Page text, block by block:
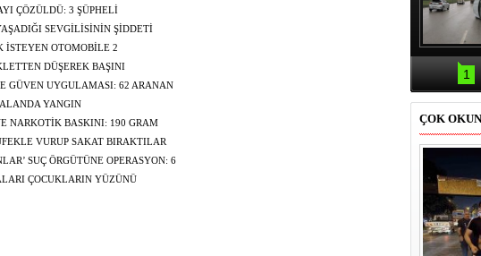
ÇÖZÜLDÜ: 3 ŞÜPHELİ
SEVGİLİSİNİN ŞİDDETİ
İSTEYEN OTOMOBİLE 2
DÜŞEREK BAŞINI
HAYATINI KAYBETTİ
GÜVEN UYGULAMASI: 62 ARANAN
924 BİN TL CEZA KESİLDİ
YANGIN
NARKOTİK BASKINI: 190 GRAM
VURUP SAKAT BIRAKTILAR
SUÇ ÖRGÜTÜNE OPERASYON: 6
ÇOCUKLARIN YÜZÜNÜ
1
ÇOK